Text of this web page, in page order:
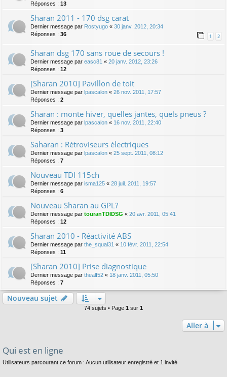
Réponses : 13
Sharan 2011 - 170 dsg carat
Dernier message par Rostyugo « 30 janv. 2012, 20:34
Réponses : 36 1 2
Sharan dsg 170 sans roue de secours !
Dernier message par easc81 « 20 janv. 2012, 23:26
Réponses : 12
[Sharan 2010] Pavillon de toit
Dernier message par lpascalon « 26 nov. 2011, 17:57
Réponses : 2
Sharan : monte hiver, quelles jantes, quels pneus ?
Dernier message par lpascalon « 16 nov. 2011, 22:40
Réponses : 3
Saharan : Rétroviseurs électriques
Dernier message par lpascalon « 25 sept. 2011, 08:12
Réponses : 7
Nouveau TDI 115ch
Dernier message par isma125 « 28 juil. 2011, 19:57
Réponses : 6
Nouveau Sharan au GPL?
Dernier message par touranTDIDSG « 20 avr. 2011, 05:41
Réponses : 12
Sharan 2010 - Réactivité ABS
Dernier message par the_squal31 « 10 févr. 2011, 22:54
Réponses : 11
[Sharan 2010] Prise diagnostique
Dernier message par thealf52 « 18 janv. 2011, 05:50
Réponses : 7
Nouveau sujet
74 sujets • Page 1 sur 1
Aller à
Qui est en ligne
Utilisateurs parcourant ce forum : Aucun utilisateur enregistré et 1 invité